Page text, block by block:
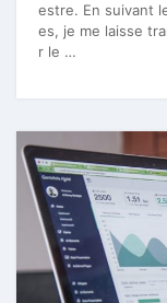
estre. En suivant
es, je me laisse
r le …